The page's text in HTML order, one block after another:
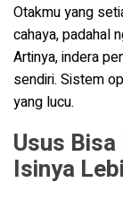
Otakmu yang
cahaya, padahal
Artinya, indera
sendiri. Sistem
yang lucu.
Usus
Isinya